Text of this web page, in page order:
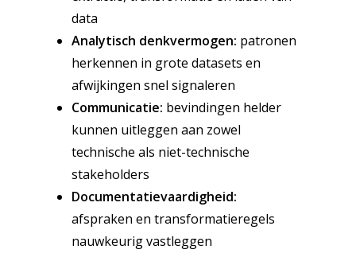
data
Analytisch denkvermogen: patronen
herkennen in grote datasets en
afwijkingen snel signaleren
Communicatie: bevindingen helder
kunnen uitleggen aan zowel
technische als niet-technische
stakeholders
Documentatievaardigheid:
afspraken en transformatieregels
nauwkeurig vastleggen